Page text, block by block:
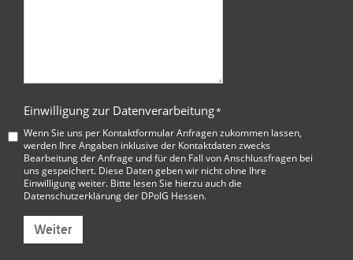
Einwilligung zur Datenverarbeitung*
Wenn Sie uns per Kontaktformular Anfragen zukommen lassen,
werden Ihre Angaben inklusive der Kontaktdaten zwecks
Bearbeitung der Anfrage und für den Fall von Anschlussfragen bei
uns gespeichert. Diese Daten geben wir nicht ohne Ihre
Einwilligung weiter. Bitte lesen Sie hierzu auch die
Datenschutzerklärung der DPolG Hessen.
Weiter